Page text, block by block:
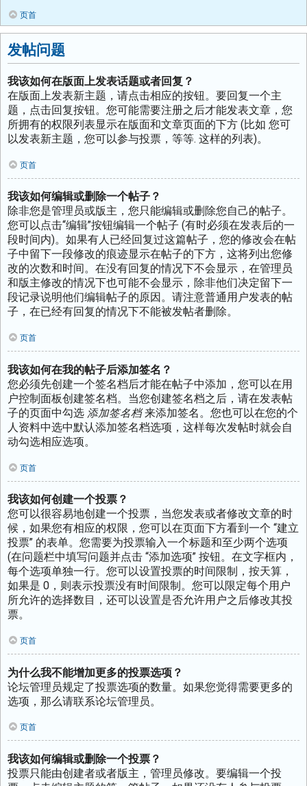
页首
发帖问题
我该如何在版面上发表话题或者回复？
在版面上发表新主题，请点击相应的按钮。要回复一个主
题，点击回复按钮。您可能需要注册之后才能发表文章，您
所拥有的权限列表显示在版面和文章页面的下方 (比如 您可
以发表新主题，您可以参与投票，等等. 这样的列表)。
页首
我该如何编辑或删除一个帖子？
除非您是管理员或版主，您只能编辑或删除您自己的帖子。
您可以点击“编辑”按钮编辑一个帖子 (有时必须在发表后的一
段时间内)。如果有人已经回复过这篇帖子，您的修改会在帖
子中留下一段修改的痕迹显示在帖子的下方，这将列出您修
改的次数和时间。在没有回复的情况下不会显示，在管理员
和版主修改的情况下也可能不会显示，除非他们决定留下一
段记录说明他们编辑帖子的原因。请注意普通用户发表的帖
子，在已经有回复的情况下不能被发帖者删除。
页首
我该如何在我的帖子后添加签名？
您必须先创建一个签名档后才能在帖子中添加，您可以在用
户控制面板创建签名档。当您创建签名档之后，请在发表帖
子的页面中勾选 添加签名档来添加签名。您也可以在您的个
人资料中选中默认添加签名档选项，这样每次发帖时就会自
动勾选相应选项。
页首
我该如何创建一个投票？
您可以很容易地创建一个投票，当您发表或者修改文章的时
候，如果您有相应的权限，您可以在页面下方看到一个 “建立
投票” 的表单。您需要为投票输入一个标题和至少两个选项
(在问题栏中填写问题并点击 “添加选项” 按钮。在文字框内，
每个选项单独一行。您可以设置投票的时间限制，按天算，
如果是 0，则表示投票没有时间限制。您可以限定每个用户
所允许的选择数目，还可以设置是否允许用户之后修改其投
票。
页首
为什么我不能增加更多的投票选项？
论坛管理员规定了投票选项的数量。如果您觉得需要更多的
选项，那么请联系论坛管理员。
页首
我该如何编辑或删除一个投票？
投票只能由创建者或者版主，管理员修改。要编辑一个投